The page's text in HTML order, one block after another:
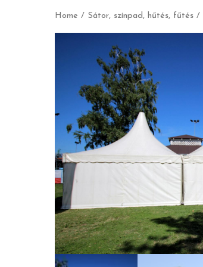
Home / Sátor, színpad, hűtés, fűtés /